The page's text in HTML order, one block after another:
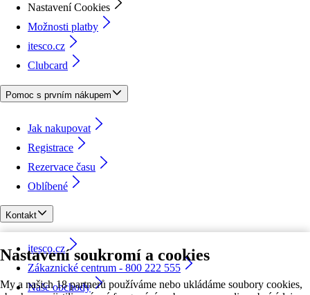
Nastavení soukromí a cookies
My a našich 18 partnerů používáme nebo ukládáme soubory cookies,
Nastavení Cookies
Možnosti platby
itesco.cz
Clubcard
Pomoc s prvním nákupem
Jak nakupovat
Registrace
Rezervace času
Oblíbené
Kontakt
itesco.cz
Zákaznické centrum - 800 222 555
Naše obchody